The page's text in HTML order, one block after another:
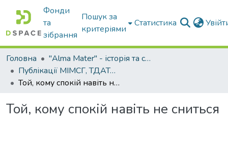
Фонди
та
зібрання
Пошук за
критеріями
Статистика
Головна
"Alma Mater" - історія та сьогодення Університету
Публікації МІМСГ, ТДАТА, ТДАТУ
Той, кому спокій навіть не сниться
Той, кому спокій навіть не сниться